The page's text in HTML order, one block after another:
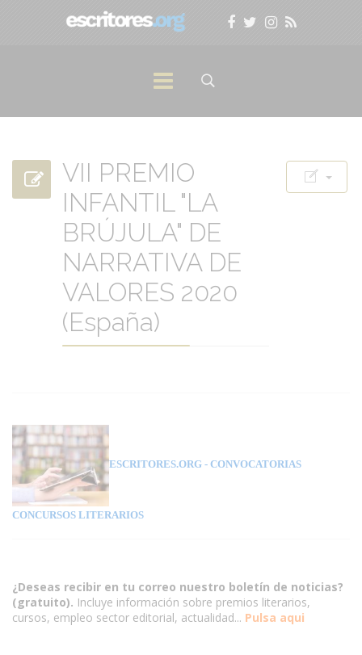
VII PREMIO
INFANTIL "LA
BRÚJULA" DE
NARRATIVA DE
VALORES 2020
(España)
ESCRITORES.ORG - CONVOCATORIAS
CONCURSOS LITERARIOS
¿Deseas recibir en tu correo nuestro boletín de noticias?
(gratuito). Incluye información sobre premios literarios,
cursos, empleo sector editorial, actualidad... Pulsa aqui